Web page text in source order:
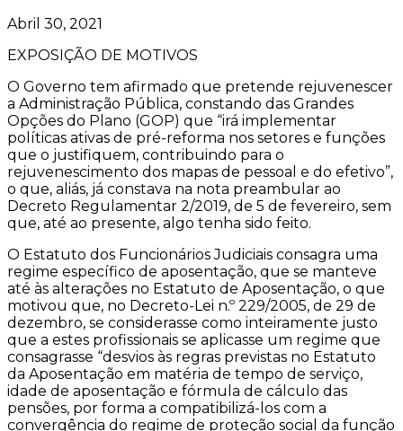
Abril 30, 2021
EXPOSIÇÃO DE MOTIVOS
O Governo tem afirmado que pretende rejuvenescer
a Administração Pública, constando das Grandes
Opções do Plano (GOP) que “irá implementar
políticas ativas de pré-reforma nos setores e funções
que o justifiquem, contribuindo para o
rejuvenescimento dos mapas de pessoal e do efetivo”,
o que, aliás, já constava na nota preambular ao
Decreto Regulamentar 2/2019, de 5 de fevereiro, sem
que, até ao presente, algo tenha sido feito.
O Estatuto dos Funcionários Judiciais consagra uma
regime específico de aposentação, que se manteve
até às alterações no Estatuto de Aposentação, o que
motivou que, no Decreto-Lei n.º 229/2005, de 29 de
dezembro, se considerasse como inteiramente justo
que a estes profissionais se aplicasse um regime que
consagrasse “desvios às regras previstas no Estatuto
da Aposentação em matéria de tempo de serviço,
idade de aposentação e fórmula de cálculo das
pensões, por forma a compatibilizá-los com a
convergência do regime de proteção social da função